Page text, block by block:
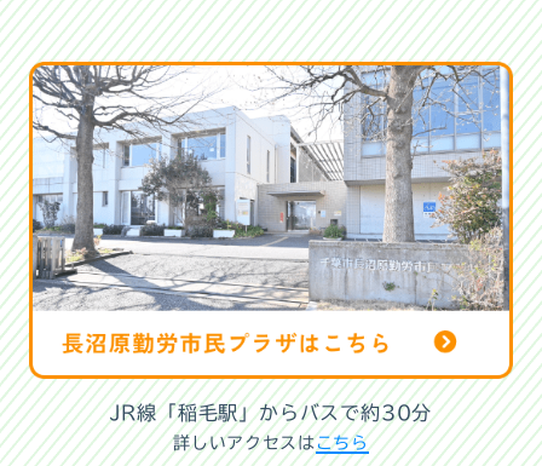
JR線「稲毛駅」からバスで約30分
詳しいアクセスはこちら